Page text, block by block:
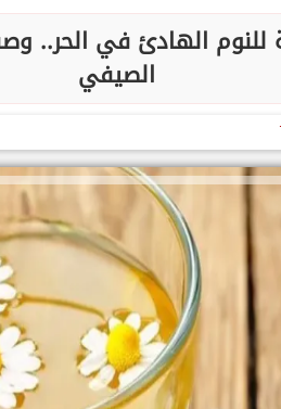
للنوم الهادئ في الحر..
الصيفي